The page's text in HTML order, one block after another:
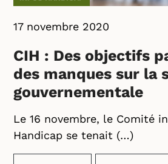
17 novembre 2020
CIH : Des objectifs
des manques sur la
gouvernementale
Le 16 novembre, le Comité
Handicap se tenait (…)